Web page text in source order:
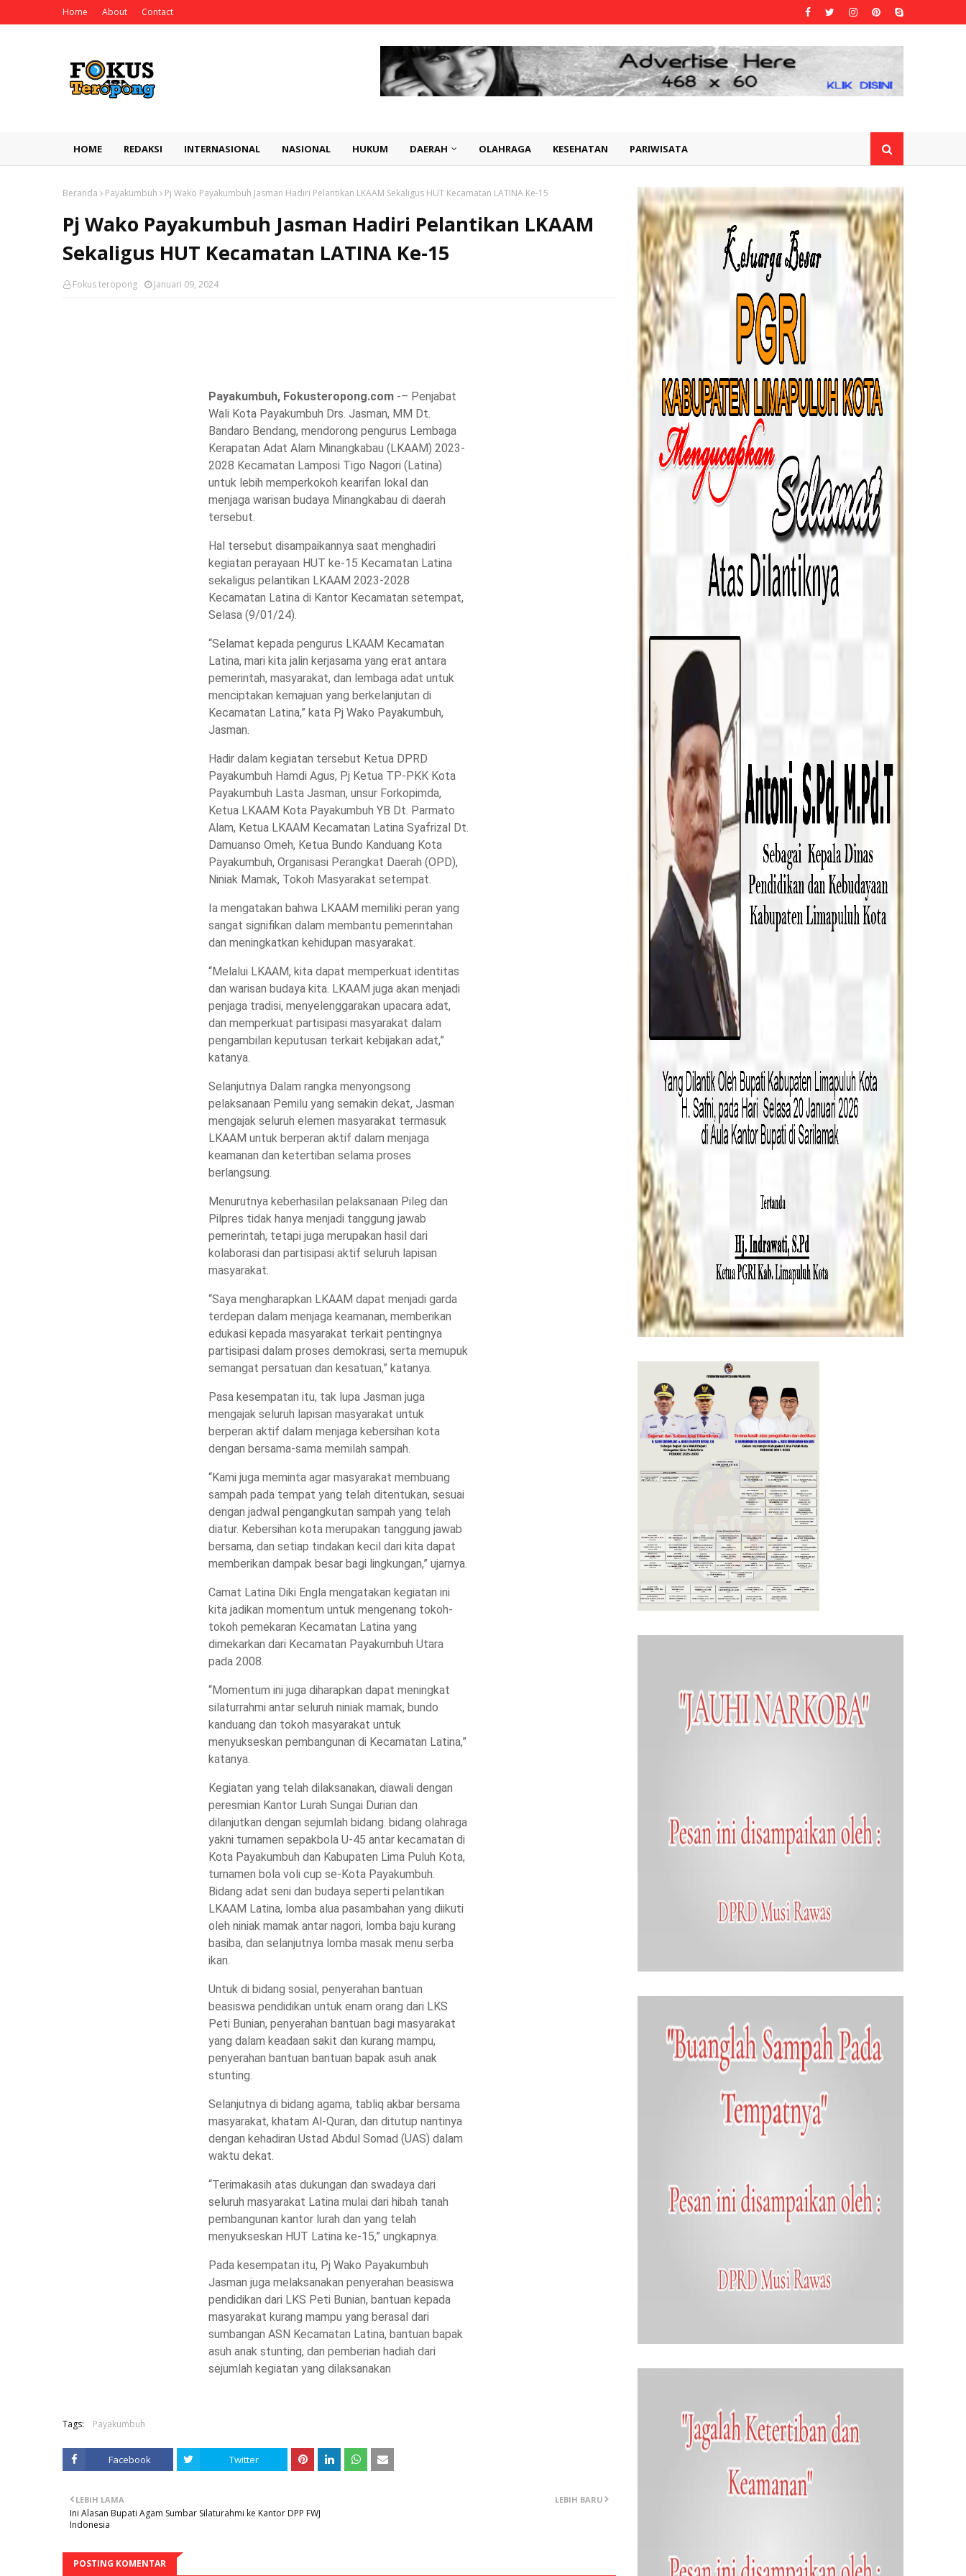
Home About Contact
HOME REDAKSI INTERNASIONAL NASIONAL HUKUM DAERAH OLAHRAGA KESEHATAN PARIWISATA
Beranda Payakumbuh Pj Wako Payakumbuh Jasman Hadiri Pelantikan LKAAM Sekaligus HUT Kecamatan LATINA Ke-15
Pj Wako Payakumbuh Jasman Hadiri Pelantikan LKAAM
Sekaligus HUT Kecamatan LATINA Ke-15
Fokus teropong Januari 09, 2024
Payakumbuh, Fokusteropong.com -– Penjabat
Wali Kota Payakumbuh Drs. Jasman, MM Dt.
Bandaro Bendang, mendorong pengurus Lembaga
Kerapatan Adat Alam Minangkabau (LKAAM) 2023-
2028 Kecamatan Lamposi Tigo Nagori (Latina)
untuk lebih memperkokoh kearifan lokal dan
menjaga warisan budaya Minangkabau di daerah
tersebut.
Hal tersebut disampaikannya saat menghadiri
kegiatan perayaan HUT ke-15 Kecamatan Latina
sekaligus pelantikan LKAAM 2023-2028
Kecamatan Latina di Kantor Kecamatan setempat,
Selasa (9/01/24).
“Selamat kepada pengurus LKAAM Kecamatan
Latina, mari kita jalin kerjasama yang erat antara
pemerintah, masyarakat, dan lembaga adat untuk
menciptakan kemajuan yang berkelanjutan di
Kecamatan Latina,” kata Pj Wako Payakumbuh,
Jasman.
Hadir dalam kegiatan tersebut Ketua DPRD
Payakumbuh Hamdi Agus, Pj Ketua TP-PKK Kota
Payakumbuh Lasta Jasman, unsur Forkopimda,
Ketua LKAAM Kota Payakumbuh YB Dt. Parmato
Alam, Ketua LKAAM Kecamatan Latina Syafrizal Dt.
Damuanso Omeh, Ketua Bundo Kanduang Kota
Payakumbuh, Organisasi Perangkat Daerah (OPD),
Niniak Mamak, Tokoh Masyarakat setempat.
Ia mengatakan bahwa LKAAM memiliki peran yang
sangat signifikan dalam membantu pemerintahan
dan meningkatkan kehidupan masyarakat.
“Melalui LKAAM, kita dapat memperkuat identitas
dan warisan budaya kita. LKAAM juga akan menjadi
penjaga tradisi, menyelenggarakan upacara adat,
dan memperkuat partisipasi masyarakat dalam
pengambilan keputusan terkait kebijakan adat,”
katanya.
Selanjutnya Dalam rangka menyongsong
pelaksanaan Pemilu yang semakin dekat, Jasman
mengajak seluruh elemen masyarakat termasuk
LKAAM untuk berperan aktif dalam menjaga
keamanan dan ketertiban selama proses
berlangsung.
Menurutnya keberhasilan pelaksanaan Pileg dan
Pilpres tidak hanya menjadi tanggung jawab
pemerintah, tetapi juga merupakan hasil dari
kolaborasi dan partisipasi aktif seluruh lapisan
masyarakat.
“Saya mengharapkan LKAAM dapat menjadi garda
terdepan dalam menjaga keamanan, memberikan
edukasi kepada masyarakat terkait pentingnya
partisipasi dalam proses demokrasi, serta memupuk
semangat persatuan dan kesatuan,” katanya.
Pasa kesempatan itu, tak lupa Jasman juga
mengajak seluruh lapisan masyarakat untuk
berperan aktif dalam menjaga kebersihan kota
dengan bersama-sama memilah sampah.
“Kami juga meminta agar masyarakat membuang
sampah pada tempat yang telah ditentukan, sesuai
dengan jadwal pengangkutan sampah yang telah
diatur. Kebersihan kota merupakan tanggung jawab
bersama, dan setiap tindakan kecil dari kita dapat
memberikan dampak besar bagi lingkungan,” ujarnya.
Camat Latina Diki Engla mengatakan kegiatan ini
kita jadikan momentum untuk mengenang tokoh-
tokoh pemekaran Kecamatan Latina yang
dimekarkan dari Kecamatan Payakumbuh Utara
pada 2008.
“Momentum ini juga diharapkan dapat meningkat
silaturrahmi antar seluruh niniak mamak, bundo
kanduang dan tokoh masyarakat untuk
menyukseskan pembangunan di Kecamatan Latina,”
katanya.
Kegiatan yang telah dilaksanakan, diawali dengan
peresmian Kantor Lurah Sungai Durian dan
dilanjutkan dengan sejumlah bidang. bidang olahraga
yakni turnamen sepakbola U-45 antar kecamatan di
Kota Payakumbuh dan Kabupaten Lima Puluh Kota,
turnamen bola voli cup se-Kota Payakumbuh.
Bidang adat seni dan budaya seperti pelantikan
LKAAM Latina, lomba alua pasambahan yang diikuti
oleh niniak mamak antar nagori, lomba baju kurang
basiba, dan selanjutnya lomba masak menu serba
ikan.
Untuk di bidang sosial, penyerahan bantuan
beasiswa pendidikan untuk enam orang dari LKS
Peti Bunian, penyerahan bantuan bagi masyarakat
yang dalam keadaan sakit dan kurang mampu,
penyerahan bantuan bantuan bapak asuh anak
stunting.
Selanjutnya di bidang agama, tabliq akbar bersama
masyarakat, khatam Al-Quran, dan ditutup nantinya
dengan kehadiran Ustad Abdul Somad (UAS) dalam
waktu dekat.
“Terimakasih atas dukungan dan swadaya dari
seluruh masyarakat Latina mulai dari hibah tanah
pembangunan kantor lurah dan yang telah
menyukseskan HUT Latina ke-15,” ungkapnya.
Pada kesempatan itu, Pj Wako Payakumbuh
Jasman juga melaksanakan penyerahan beasiswa
pendidikan dari LKS Peti Bunian, bantuan kepada
masyarakat kurang mampu yang berasal dari
sumbangan ASN Kecamatan Latina, bantuan bapak
asuh anak stunting, dan pemberian hadiah dari
sejumlah kegiatan yang dilaksanakan
Tags: Payakumbuh
Facebook Twitter
LEBIH BARU
LEBIH LAMA
Ini Alasan Bupati Agam Sumbar Silaturahmi ke Kantor DPP FWJ
Indonesia
POSTING KOMENTAR